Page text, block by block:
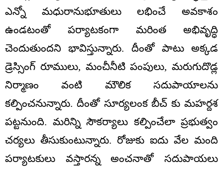
ఎన్నో మధురానుభూతులు లభించే అవకాశం
ఉండటంతో పర్యాటకంగా మరింత అభివృద్ధి
చెందుతుందని భావిస్తున్నారు. దీంతో పాటు అక్కడ
డ్రెస్సింగ్ రూములు, మంచీనీటి పంపులు, మరుగుదొడ్ల
నిర్మాణం వంటి మౌలిక సదుపాయాలను
కల్పించనున్నారు. దీంతో సూర్యలంక బీచ్ కు మహర్దశ
పట్టనుంది. మరిన్ని సౌకర్యాలు కల్పించేలా ప్రభుత్వం
చర్యలు తీసుకుంటున్నారు. రోజుకు ఐదు వేల మంది
పర్యాటకులు వస్తారన్న అంచనాతో సదుపాయలు